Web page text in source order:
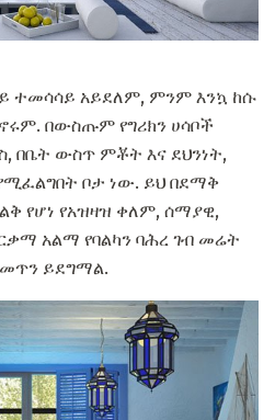
ተመሳሳይ አይደለም, ምንም እንኳ ከሱ
በውስጡም የግሪክን ሀሳቦች
በቤት ውስጥ ምቾት እና ደህንነት,
ቦታ ነው. ይህ በደማቅ
የሆነ የአዝዛዝ ቀለም, ሰማያዊ,
አልማ የባልካን ባሕረ ገብ መሬት
ይደግማል.